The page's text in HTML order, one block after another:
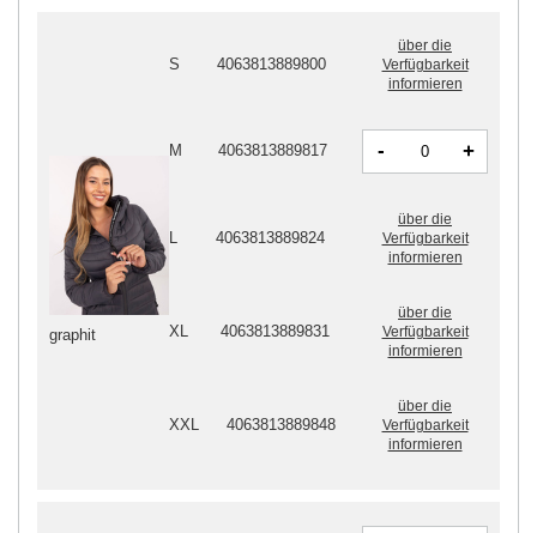
graphit
S 4063813889800
über die
Verfügbarkeit
informieren
M 4063813889817 - +
4063813889824
über die
Verfügbarkeit
informieren
XL 4063813889831
über die
Verfügbarkeit
informieren
XXL 4063813889848
über die
Verfügbarkeit
informieren